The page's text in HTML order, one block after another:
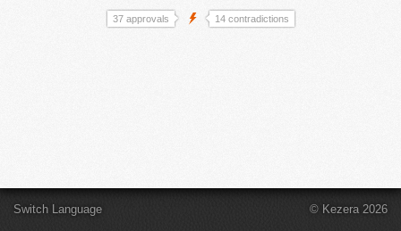
37 approvals 14 contradictions
Switch Language © Kezera 2026